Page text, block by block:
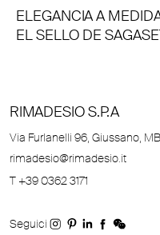
ELEGANCIA A
EL SELLO DE
RIMADESIO S.P.A
Via Furlanelli 96, Giussano, MB
rimadesio@rimadesio.it
T +39 0362 3171
Seguici